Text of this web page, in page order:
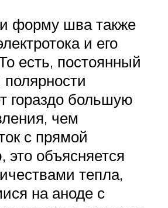
форму шва также
и его
есть, постоянный
полярности
гораздо большую
чем
с прямой
это объясняется
тепла,
на аноде с